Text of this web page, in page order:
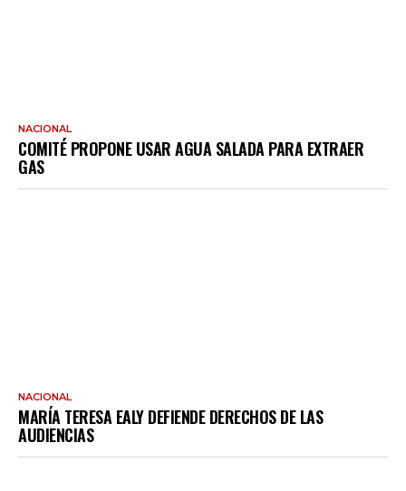
NACIONAL
COMITÉ PROPONE USAR AGUA SALADA PARA EXTRAER
GAS
NACIONAL
MARÍA TERESA EALY DEFIENDE DERECHOS DE LAS
AUDIENCIAS